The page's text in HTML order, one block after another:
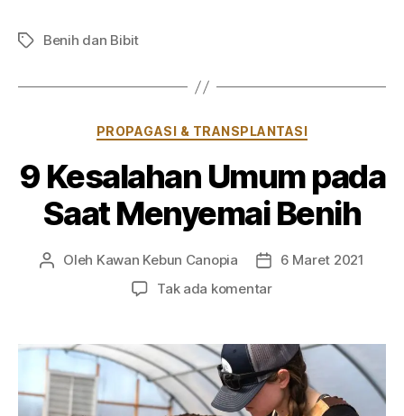
Tag Benih dan Bibit
Kategori
PROPAGASI & TRANSPLANTASI
9 Kesalahan Umum pada
Saat Menyemai Benih
Penulis
Oleh Kawan Kebun Canopia
Tanggal
6 Maret 2021
Tak ada komentarpada
Umum
pada
Saat
Menyemai